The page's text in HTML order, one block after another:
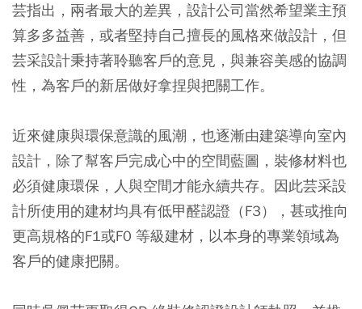
芸指出，兩者最大的差異，設計公司當然希望業主預
算多多益善，或者堅持自己擅長的風格來做設計，但
芸采設計秉持著聆聽客戶的意見，與兼容美感的協調
性，為客戶的新居做好拿捏與把關工作。
近來健康與環保意識的風潮，也逐漸由建築導向室內
設計，除了幫客戶完成心中的空間藍圖，裝修材料也
必須健康環保，人與空間才能永續共存。因此芸采設
計所使用的建材均具有低甲醛認證（F3），甚或推向
更高規格的F1或F0 等級建材，以本身的專業領域為
客戶的健康把關。